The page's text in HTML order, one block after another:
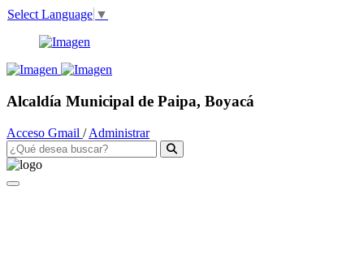
Select Language ▼
Alcaldía Municipal de Paipa, Boyacá
Acceso Gmail /Administrar